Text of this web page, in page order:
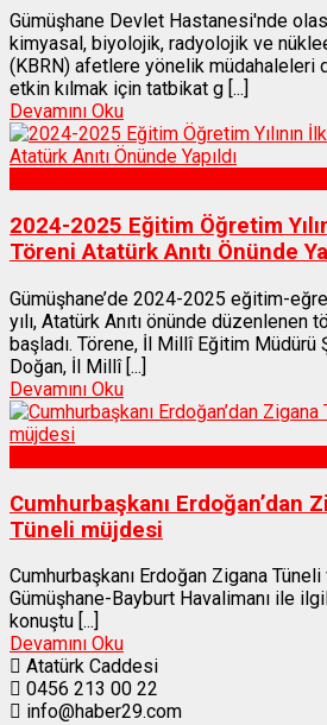
Gümüşhane Devlet Hastanesi'nde
kimyasal, biyolojik, radyolojik ve
(KBRN) afetlere yönelik müdahaleleri
etkin kılmak için tatbikat g [...]
Devamını Oku
2024-2025 Eğitim Öğretim
Töreni Atatürk Anıtı Önünde
Gümüşhane’de 2024-2025 eğitim-
yılı, Atatürk Anıtı önünde düzenlenen
başladı. Törene, İl Millî Eğitim Müdürü
Doğan, İl Millî [...]
Devamını Oku
Cumhurbaşkanı Erdoğan’dan
Tüneli müjdesi
Cumhurbaşkanı Erdoğan Zigana Tüneli
Gümüşhane-Bayburt Havalimanı ile
konuştu [...]
Devamını Oku
Atatürk Caddesi
0456 213 00 22
info@haber29.com